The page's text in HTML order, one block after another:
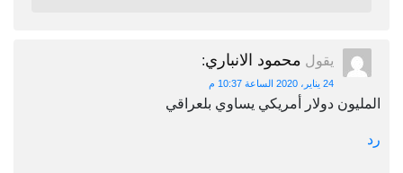
يقول محمود الانباري:
24 يناير، 2020 الساعة 10:37 م
المليون دولار أمريكي يساوي بلعراقي
رد